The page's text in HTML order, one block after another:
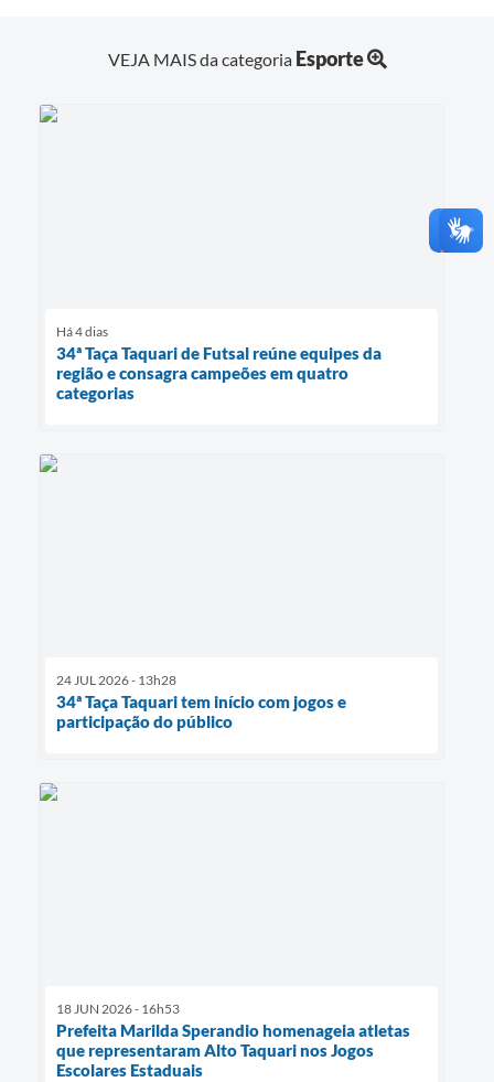
VEJA MAIS da categoria Esporte
Há 4 dias
34ª Taça Taquari de Futsal reúne equipes da
região e consagra campeões em quatro
categorias
24 JUL 2026 - 13h28
34ª Taça Taquari tem início com jogos e
participação do público
18 JUN 2026 - 16h53
Prefeita Marilda Sperandio homenageia atletas
que representaram Alto Taquari nos Jogos
Escolares Estaduais